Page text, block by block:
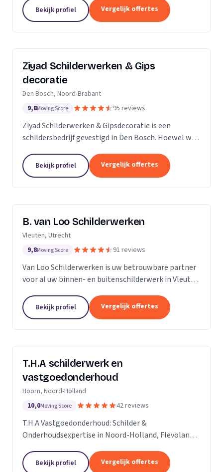
ons werk en streven ernaar om elke klus tot een
succes te...
Bekijk profiel Vergelijk offertes
Ziyad Schilderwerken & Gips
decoratie
Den Bosch, Noord-Brabant
9,8Moving Score 95 reviews
Ziyad Schilderwerken & Gipsdecoratie is een
schildersbedrijf gevestigd in Den Bosch. Hoewel we
vakmensen die al vele jaren actief zijn in de...
Bekijk profiel Vergelijk offertes
B. van Loo Schilderwerken
Vleuten, Utrecht
9,8Moving Score 91 reviews
Van Loo Schilderwerken is uw betrouwbare partner
voor al uw binnen- en buitenschilderwerk in Vleuten
branche, onderscheiden we ons door onze...
Bekijk profiel Vergelijk offertes
T.H.A schilderwerk en
vastgoedonderhoud
Hoorn, Noord-Holland
10,0Moving Score 42 reviews
T.H.A Vastgoedonderhoud: Schilder &
Onderhoudsexpertise in Noord-Holland, Flevoland
Bekijk profiel Vergelijk offertes